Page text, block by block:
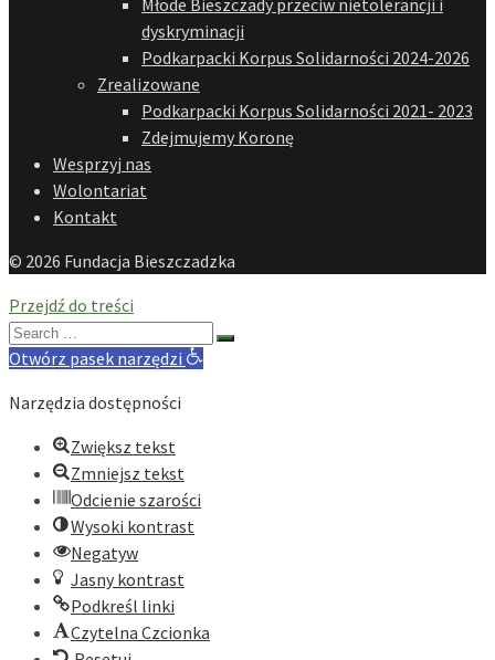
Młode Bieszczady przeciw nietolerancji i
dyskryminacji
Podkarpacki Korpus Solidarności 2024-2026
Zrealizowane
Podkarpacki Korpus Solidarności 2021- 2023
Zdejmujemy Koronę
Wesprzyj nas
Wolontariat
Kontakt
© 2026 Fundacja Bieszczadzka
Przejdź do treści
Search
for:
Otwórz pasek narzędzi
Narzędzia dostępności
Zwiększ tekst
Zmniejsz tekst
Odcienie szarości
Wysoki kontrast
Negatyw
Jasny kontrast
Podkreśl linki
Czytelna Czcionka